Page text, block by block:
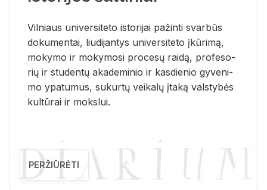
Vil­niaus uni­ver­si­te­to is­to­ri­jai pa­žin­ti svar­būs
do­ku­men­tai, liu­di­jan­tys uni­ver­si­te­to įkū­ri­mą,
mo­ky­mo ir mo­ky­mo­si pro­ce­sų rai­dą, pro­fe­so­
rių ir stu­den­tų aka­de­mi­nio ir kas­die­nio gy­ve­ni­
mo ypa­tu­mus, su­kur­tų vei­ka­lų įta­ką vals­ty­bės
kul­tū­rai ir moks­lui.
PERŽIŪRĖTI